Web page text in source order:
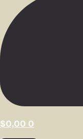
$0,00 0